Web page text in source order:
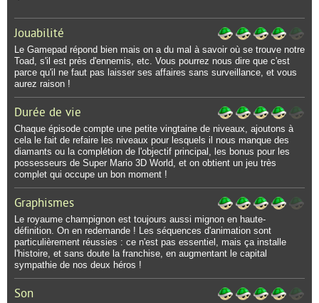
Jouabilité
Le Gamepad répond bien mais on a du mal à savoir où se trouve notre
Toad, s'il est près d'ennemis, etc. Vous pourrez nous dire que c'est
parce qu'il ne faut pas laisser ses affaires sans surveillance, et vous
aurez raison !
Durée de vie
Chaque épisode compte une petite vingtaine de niveaux, ajoutons à
cela le fait de refaire les niveaux pour lesquels il nous manque des
diamants ou la complétion de l'objectif principal, les bonus pour les
possesseurs de Super Mario 3D World, et on obtient un jeu très
complet qui occupe un bon moment !
Graphismes
Le royaume champignon est toujours aussi mignon en haute-
définition. On en redemande ! Les séquences d'animation sont
particulièrement réussies : ce n'est pas essentiel, mais ça installe
l'histoire, et sans doute la franchise, en augmentant le capital
sympathie de nos deux héros !
Son